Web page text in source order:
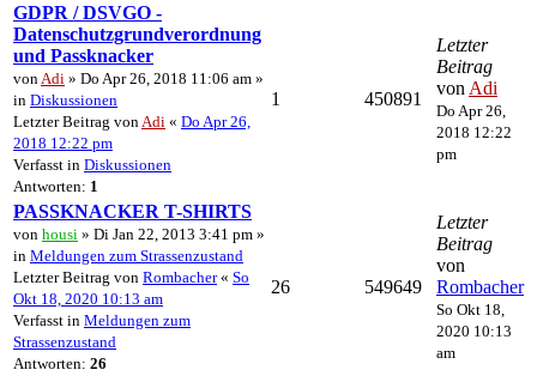
GDPR / DSVGO -
Datenschutzgrundverordnung
und Passknacker
von Adi » Do Apr 26, 2018 11:06 am »
in Diskussionen
Letzter Beitrag von Adi « Do Apr 26,
2018 12:22 pm
Verfasst in Diskussionen
Antworten: 1
1 450891
Letzter
Beitrag
von Adi
Do Apr 26,
2018 12:22
pm
PASSKNACKER T-SHIRTS
von housi » Di Jan 22, 2013 3:41 pm »
in Meldungen zum Strassenzustand
Letzter Beitrag von Rombacher« So
Okt 18, 2020 10:13 am
Verfasst in Meldungen zum
Strassenzustand
Antworten: 26
26 549649
Letzter
Beitrag
von
Rombacher
So Okt 18,
2020 10:13
am